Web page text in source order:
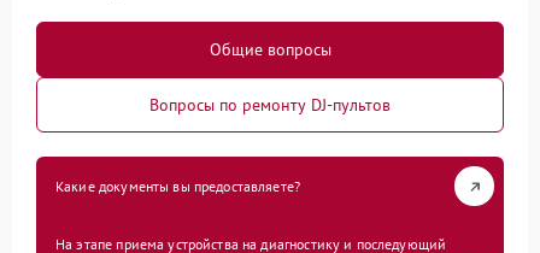
Общие вопросы
Вопросы по ремонту DJ-пультов
Какие документы вы предоставляете?
На этапе приема устройства на диагностику и последующий